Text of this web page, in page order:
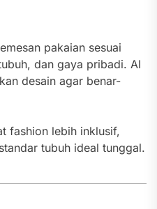
pakaian sesuai
dan gaya pribadi. AI
desain agar benar-
fashion lebih inklusif,
tubuh ideal tunggal.